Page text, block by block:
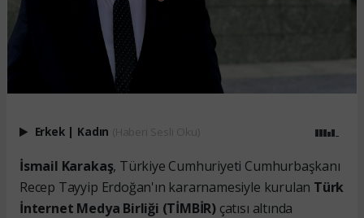
Erkek | Kadın
İsmail Karakaş, Türkiye Cumhuriyeti Cumhurbaşkanı
Recep Tayyip Erdoğan'ın kararnamesiyle kurulan Türk
İnternet Medya Birliği (TİMBİR) çatısı altında